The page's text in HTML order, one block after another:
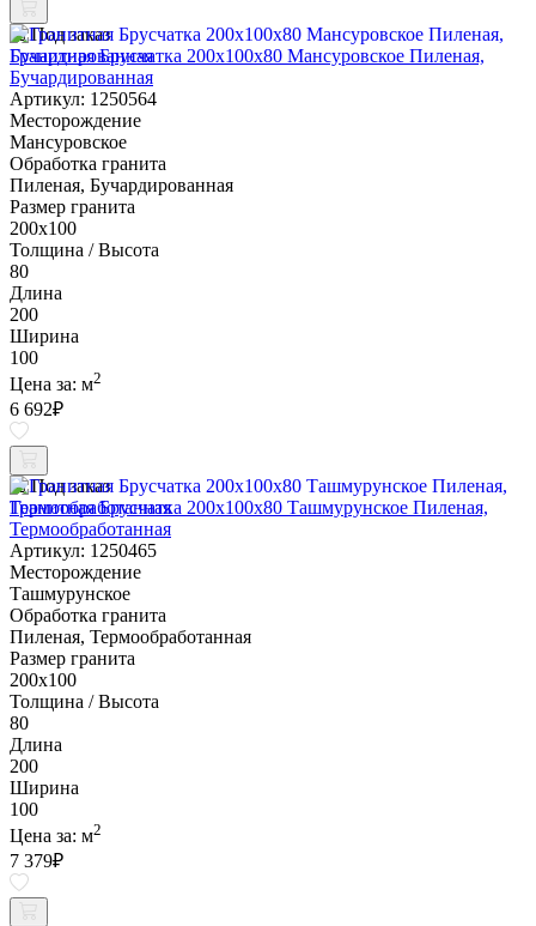
Под заказ
Гранитная Брусчатка 200х100x80 Мансуровское Пиленая,
Бучардированная
Артикул: 1250564
Месторождение
Мансуровское
Обработка гранита
Пиленая, Бучардированная
Размер гранита
200х100
Толщина / Высота
80
Длина
200
Ширина
100
Цена за: м2
6 692₽
Под заказ
Гранитная Брусчатка 200х100x80 Ташмурунское Пиленая,
Термообработанная
Артикул: 1250465
Месторождение
Ташмурунское
Обработка гранита
Пиленая, Термообработанная
Размер гранита
200х100
Толщина / Высота
80
Длина
200
Ширина
100
Цена за: м2
7 379₽